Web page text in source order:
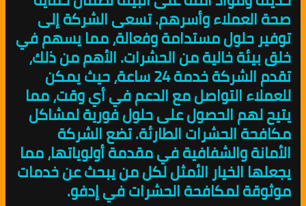
صحة العملاء وأسرهم. تسعى الشركة إلى
توفير حلول مستدامة وفعالة، مما يسهم في
خلق بيئة خالية من الحشرات. الأهم من ذلك،
تقدم الشركة خدمة 24 ساعة، حيث يمكن
للعملاء التواصل مع الدعم في أي وقت، مما
يتيح لهم الحصول على حلول فورية لمشاكل
مكافحة الحشرات الطارئة. تضع الشركة
الأمانة والشفافية في مقدمة أولوياتها، مما
يجعلها الخيار الأمثل لكل من يبحث عن خدمات
موثوقة لمكافحة الحشرات في إدفو.